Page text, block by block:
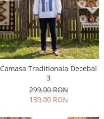
Camasa Traditionala Decebal
3
299,00 RON
139,00 RON